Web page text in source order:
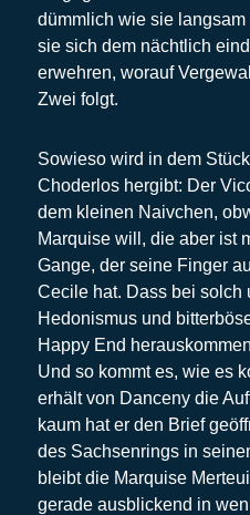
dümmlich wie sie langsam
sie sich dem nächtlich
erwehren, worauf
Zwei folgt.
Sowieso wird in dem
Choderlos hergibt: Der
dem kleinen Naivchen,
Marquise will, die aber ist
Gange, der seine Finger
Cecile hat. Dass bei solch
Hedonismus und
Happy End
Und so kommt es, wie es
erhält von Danceny die
kaum hat er den Brief
des Sachsenrings in
bleibt die Marquise
gerade ausblickend in